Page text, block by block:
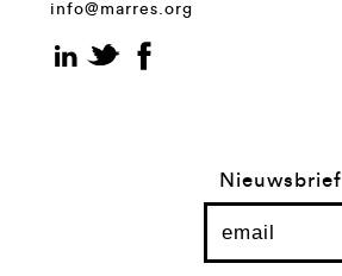
info@marres.org
Nieuwsbrief